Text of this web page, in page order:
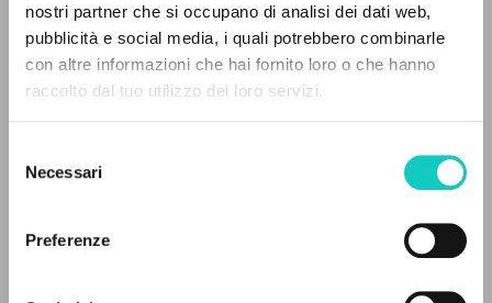
nostri partner che si occupano di analisi dei dati web,
pubblicità e social media, i quali potrebbero combinarle
con altre informazioni che hai fornito loro o che hanno
raccolto dal tuo utilizzo dei loro servizi.
delNecessari
Preferenze
Italiano
Rivista Diocesana Rimini
1971
Pagine: 38
RISULTATI SUCCESSIVI